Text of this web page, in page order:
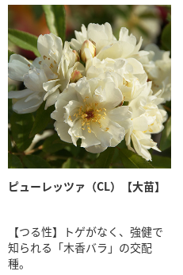
ピューレッツァ（CL）【大苗】
【つる性】トゲがなく、強健で
知られる「木香バラ」の交配
種。